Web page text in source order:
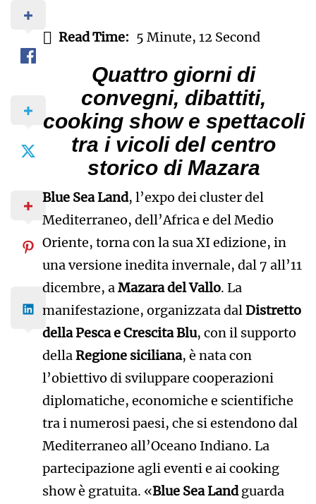
Read Time: 5 Minute, 12 Second
Quattro giorni di
convegni, dibattiti,
cooking show e spettacoli
tra i vicoli del centro
storico di Mazara
Blue Sea Land, l’expo dei cluster del
Mediterraneo, dell’Africa e del Medio
Oriente, torna con la sua XI edizione, in
una versione inedita invernale, dal 7 all’11
dicembre, aMazara del Vallo. La
manifestazione, organizzata dalDistretto
della PescaeCrescita Blu, con il supporto
dellaRegione siciliana, è nata con
l’obiettivo di sviluppare cooperazioni
diplomatiche, economiche e scientifiche
tra i numerosi paesi, che si estendono dal
Mediterraneo all’Oceano Indiano. La
partecipazione agli eventi e ai cooking
show è gratuita. «Blue Sea Landguarda